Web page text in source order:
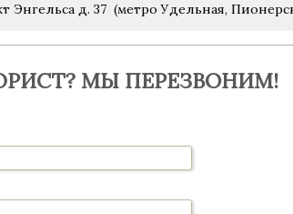
Энгельса д. 37 (метро Удельная,
МЫ ПЕРЕЗВОНИМ!